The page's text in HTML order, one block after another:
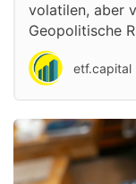
volatilen, aber
Geopolitische
etf.capital